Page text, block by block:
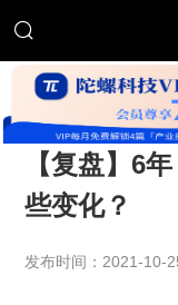
【复盘】6
些变化？
发布时间：2021-